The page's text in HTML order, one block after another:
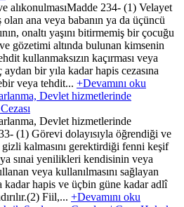
alıkonulmasıMadde 234- (1) Velayet
olan ana veya babanın ya da üçüncü
onaltı yaşını bitirmemiş bir çocuğu
gözetimi altında bulunan kimsenin
kullanmaksızın kaçırması veya
aydan bir yıla kadar hapis cezasına
veya tehdit... +Devamını oku
Devlet hizmetlerinde
Devlet hizmetlerinde
(1) Görevi dolayısıyla öğrendiği ve
kalmasını gerektirdiği fenni keşif
sınai yenilikleri kendisinin veya
veya kullanılmasını sağlayan
kadar hapis ve üçbin güne kadar adlî
Fiil,... +Devamını oku